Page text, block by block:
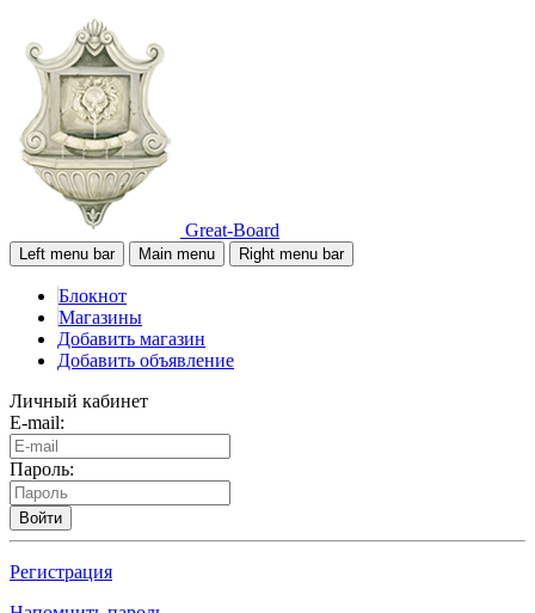
Great-Board
Left menu bar Main menu Right menu bar
Блокнот
Магазины
Добавить магазин
Добавить объявление
Личный кабинет
E-mail:
Пароль:
Войти
Регистрация